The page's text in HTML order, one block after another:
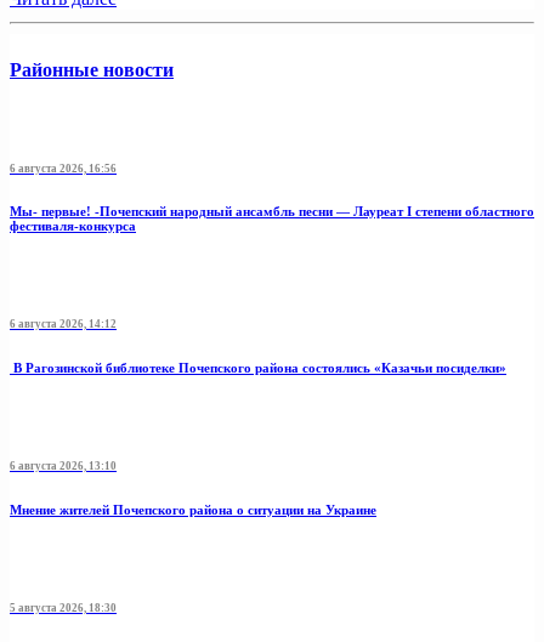
Районные новости
6 августа 2026, 16:56
Мы- первые! -Почепский народный ансамбль песни — Лауреат I степени областного
фестиваля-конкурса
6 августа 2026, 14:12
В Рагозинской библиотеке Почепского района состоялись «Казачьи посиделки»
6 августа 2026, 13:10
Мнение жителей Почепского района о ситуации на Украине
5 августа 2026, 18:30